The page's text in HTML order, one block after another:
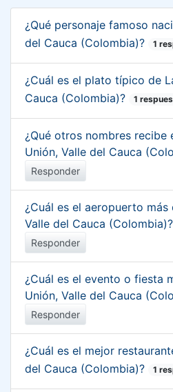
¿Qué personaje famoso
del Cauca (Colombia)?
1
¿Cuál es el plato típico de
Cauca (Colombia)?
1
¿Qué otros nombres recibe
Unión, Valle del Cauca
Responder
¿Cuál es el aeropuerto
Valle del Cauca (Colombia)?
Responder
¿Cuál es el evento o fiesta
Unión, Valle del Cauca
Responder
¿Cuál es el mejor
del Cauca (Colombia)?
1